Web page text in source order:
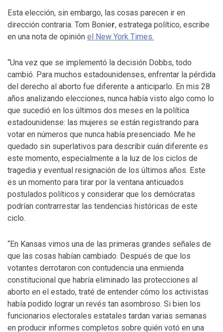
Esta elección, sin embargo, las cosas parecen ir en
dirección contraria. Tom Bonier, estratega político, escribe
en una nota de opinión el New York Times.
“Una vez que se implementó la decisión Dobbs, todo
cambió. Para muchos estadounidenses, enfrentar la pérdida
del derecho al aborto fue diferente a anticiparlo. En mis 28
años analizando elecciones, nunca había visto algo como lo
que sucedió en los últimos dos meses en la política
estadounidense: las mujeres se están registrando para
votar en números que nunca había presenciado. Me he
quedado sin superlativos para describir cuán diferente es
este momento, especialmente a la luz de los ciclos de
tragedia y eventual resignación de los últimos años. Este
es un momento para tirar por la ventana anticuados
postulados políticos y considerar que los demócratas
podrían contrarrestar las tendencias históricas de este
ciclo.
“En Kansas vimos una de las primeras grandes señales de
que las cosas habían cambiado. Después de que los
votantes derrotaron con contudencia una enmienda
constitucional que habría eliminado las protecciones al
aborto en el estado, traté de entender cómo los activistas
había podido lograr un revés tan asombroso. Si bien los
funcionarios electorales estatales tardan varias semanas
en producir informes completos sobre quién votó en una